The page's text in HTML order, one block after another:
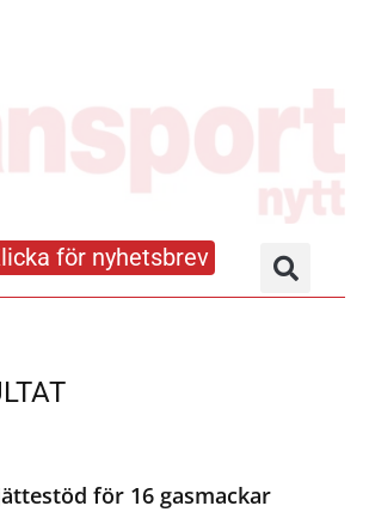
för nyhetsbrev
för 16 gasmackar